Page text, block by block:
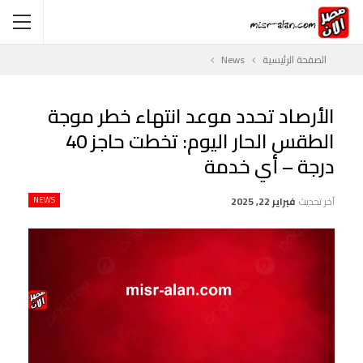
الصفحة الرئيسية News
الأرصاد تحدد موعد انتهاء خطر موجة
الطقس الحار اليوم: تخطت حاجز 40
درجة – أي خدمة
NEWS آخر تحديث فبراير 22, 2025